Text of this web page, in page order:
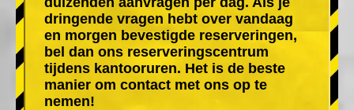
dringende vragen hebt over vandaag
en morgen bevestigde reserveringen,
bel dan ons reserveringscentrum
tijdens kantooruren. Het is de beste
manier om contact met ons op te
nemen!